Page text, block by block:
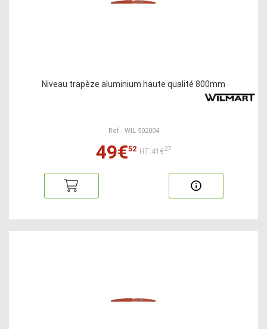
Niveau trapèze aluminium haute qualité 800mm
Ref : WIL 502004
49€52 HT:41€27